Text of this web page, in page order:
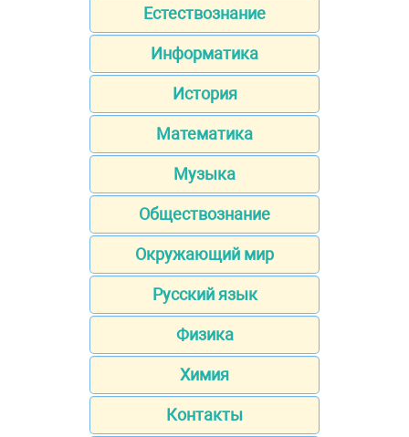
Естествознание
Информатика
История
Математика
Музыка
Обществознание
Окружающий мир
Русский язык
Физика
Химия
Контакты